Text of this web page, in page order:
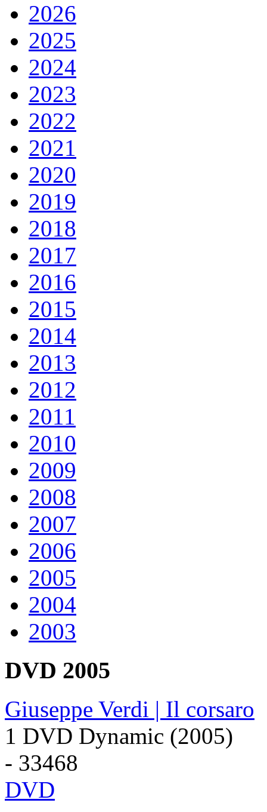
2026
2025
2024
2023
2022
2021
2020
2019
2018
2017
2016
2015
2014
2013
2012
2011
2010
2009
2008
2007
2006
2005
2004
2003
DVD 2005
Giuseppe Verdi | Il corsaro
1 DVD Dynamic (2005)
- 33468
DVD